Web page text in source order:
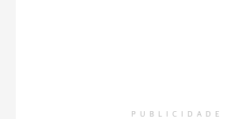
PUBLICIDADE